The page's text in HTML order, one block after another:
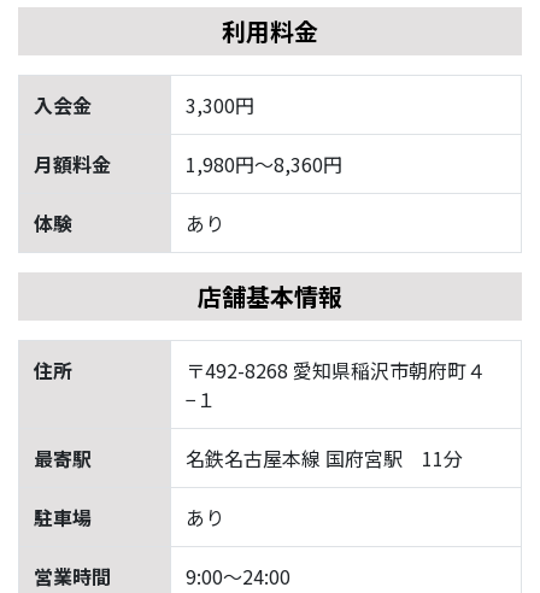
利用料金
入会金 3,300円
月額料金 1,980円〜8,360円
体験 あり
店舗基本情報
住所
〒492-8268 愛知県稲沢市朝府町４
−１
最寄駅 名鉄名古屋本線 国府宮駅 11分
駐車場 あり
営業時間 9:00〜24:00